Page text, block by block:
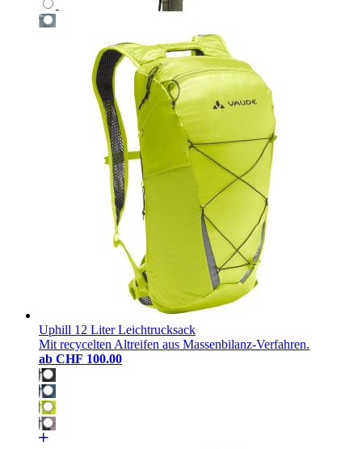
Uphill 12 Liter Leichtrucksack
Mit recycelten Altreifen aus Massenbilanz-Verfahren.
ab CHF 100.00